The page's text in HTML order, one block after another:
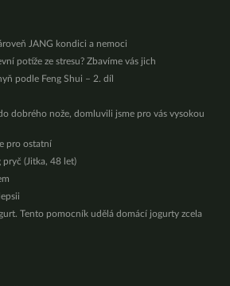
JANG kondici a nemoci
potíže ze stresu? Zbavíme vás jich
podle Feng Shui – 2. díl
dobrého nože, domluvili jsme pro vás vysokou
pro ostatní
pryč (Jitka, 48 let)
Tento pomocník udělá domácí jogurty zcela